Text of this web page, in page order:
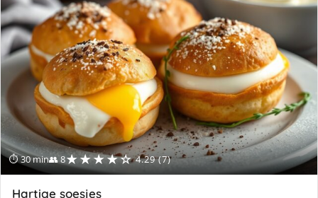
⏱ 30 min👥 8★★★★☆ 4.29 (7)
Hartige soesjes